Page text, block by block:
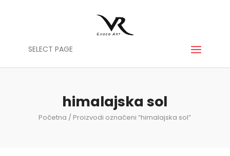
SELECT PAGE
himalajska sol
Početna / Proizvodi označeni “himalajska sol”